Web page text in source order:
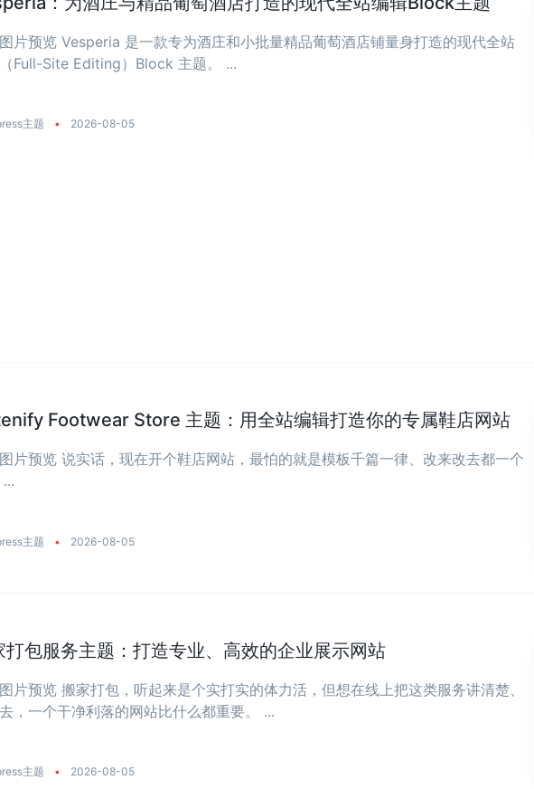
片预览 Vesperia 是一款专为酒庄和小批量精品葡萄酒店铺量身打造的现代全站
Full-Site Editing）Block 主题。 ...
主题 • 2026-08-05
Footwear Store 主题：用全站编辑打造你的专属鞋店网站
片预览 说实话，现在开个鞋店网站，最怕的就是模板千篇一律、改来改去都一个
主题 • 2026-08-05
打包服务主题：打造专业、高效的企业展示网站
片预览 搬家打包，听起来是个实打实的体力活，但想在线上把这类服务讲清楚、
，一个干净利落的网站比什么都重要。 ...
主题 • 2026-08-05